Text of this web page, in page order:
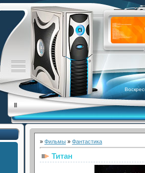
» Фильмы » Фантастика
Титан